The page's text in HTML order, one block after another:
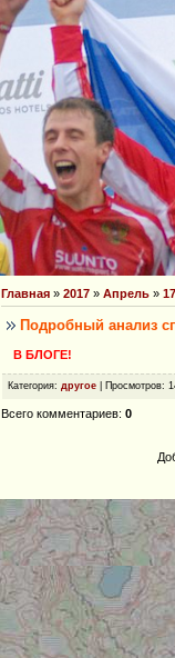
Главная » 2017 » Апрель » 17
Подробный анализ
В БЛОГЕ!
Категория: другое Просмотров:
Всего комментариев: 0